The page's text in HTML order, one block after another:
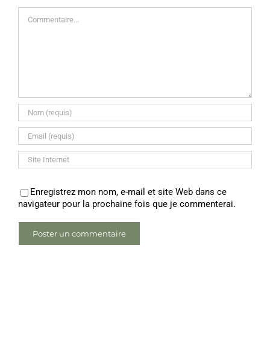
Enregistrez mon nom, e-mail et site Web dans ce
navigateur pour la prochaine fois que je commenterai.